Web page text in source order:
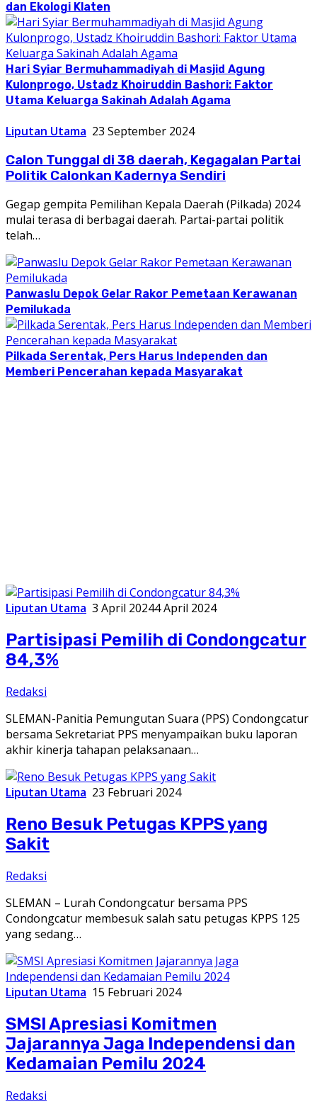
dan Ekologi Klaten
Hari Syiar Bermuhammadiyah di Masjid Agung
Kulonprogo, Ustadz Khoiruddin Bashori: Faktor
Utama Keluarga Sakinah Adalah Agama
Liputan Utama 23 September 2024
Calon Tunggal di 38 daerah, Kegagalan Partai
Politik Calonkan Kadernya Sendiri
Gegap gempita Pemilihan Kepala Daerah (Pilkada) 2024
mulai terasa di berbagai daerah. Partai-partai politik
telah…
Panwaslu Depok Gelar Rakor Pemetaan Kerawanan
Pemilukada
Pilkada Serentak, Pers Harus Independen dan
Memberi Pencerahan kepada Masyarakat
Liputan Utama 3 April 20244 April 2024
Partisipasi Pemilih di Condongcatur
84,3%
Redaksi
SLEMAN-Panitia Pemungutan Suara (PPS) Condongcatur
bersama Sekretariat PPS menyampaikan buku laporan
akhir kinerja tahapan pelaksanaan…
Liputan Utama 23 Februari 2024
Reno Besuk Petugas KPPS yang
Sakit
Redaksi
SLEMAN – Lurah Condongcatur bersama PPS
Condongcatur membesuk salah satu petugas KPPS 125
yang sedang…
Liputan Utama 15 Februari 2024
SMSI Apresiasi Komitmen
Jajarannya Jaga Independensi dan
Kedamaian Pemilu 2024
Redaksi